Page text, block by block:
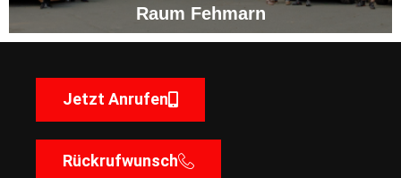
Raum Fehmarn
Jetzt Anrufen
Rückrufwunsch